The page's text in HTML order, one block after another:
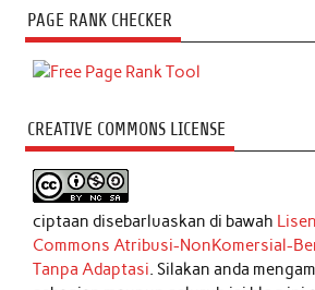
PAGE RANK CHECKER
CREATIVE COMMONS LICENSE
ciptaan disebarluaskan di bawah
Commons Atribusi-NonKomersial-
Tanpa Adaptasi. Silakan anda